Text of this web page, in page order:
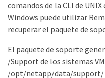
comandos de la CLI de
Windows puede utilizar
recuperar el paquete de
El paquete de soporte
/Support de los sistemas
/opt/netapp/data/support/